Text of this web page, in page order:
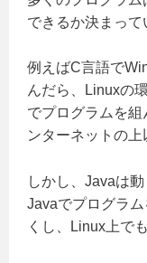
できるか決まって
例えばC言語で
んだら、Linuxの
でプログラムを
ンターネットの上
しかし、Javaは
Javaでプログラ
くし、Linux上で